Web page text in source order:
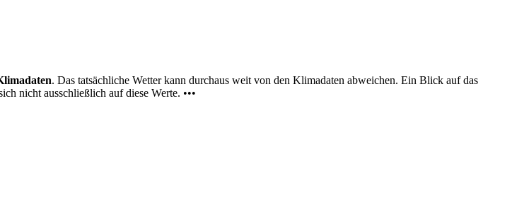
. Das tatsächliche Wetter kann durchaus weit von den Klimadaten abweichen. Ein Blick auf das
nicht ausschließlich auf diese Werte. •••